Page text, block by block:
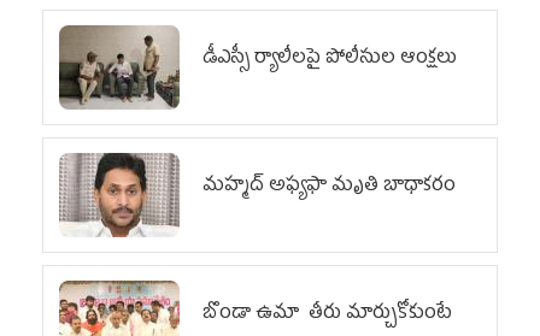
డీఎస్సీ ర్యాలీలపై పోలీసుల ఆంక్షలు
మహ్మద్‌ అఫ్యఫా మృతి బాధాకరం
బొండా ఉమా తీరు మార్చుకోకుంటే